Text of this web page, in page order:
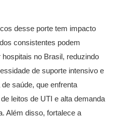
desse porte tem impacto
consistentes podem
no Brasil, reduzindo
de suporte intensivo e
saúde, que enfrenta
leitos de UTI e alta demanda
Além disso, fortalece a